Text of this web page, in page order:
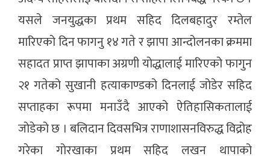
यसले जनयुद्धका प्रथम सहिद दिलबहादुर रम्तेल
मारिएको दिन फागनु १४ गते र झापा आन्दोलनका क्रममा
सहादत प्राप्त झापाका अग्रणी योद्धालाई मारिएको फागुन
२१ गतेको सुखानी हत्याकाण्डको दिनलाई जोडेर सहिद
सप्ताहका रूपमा मनाउँदै आएको ऐतिहासिकतालाई
जोडेको छ । बलिदान दिवसभित्र राणाशासनविरुद्ध विद्रोह
गरेका गोरखाका प्रथम सहिद लखन थापाको